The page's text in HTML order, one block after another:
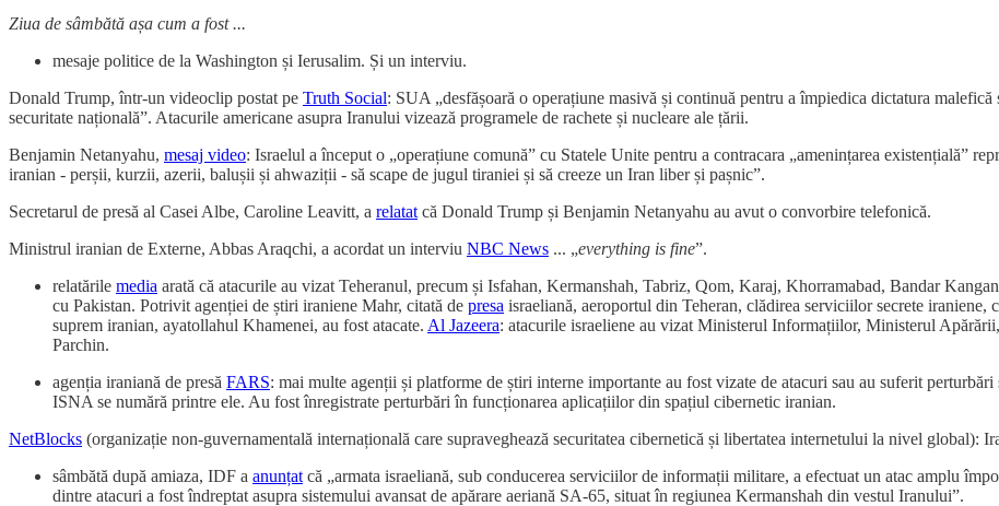
Ziua de sâmbătă așa cum a fost ...
mesaje politice de la Washington și Ierusalim. Și un interviu.
Donald Trump, într-un videoclip postat pe Truth Social: SUA „desfășoară o operațiune masivă și continuă pentru a împiedica dictatura
securitate națională”. Atacurile americane asupra Iranului vizează programele de rachete și nucleare ale țării.
Benjamin Netanyahu, mesaj video: Israelul a început o „operațiune comună” cu Statele Unite pentru a contracara „amenințarea existențială”
iranian - perșii, kurzii, azerii, balușii și ahwaziții - să scape de jugul tiraniei și să creeze un Iran liber și pașnic”.
Secretarul de presă al Casei Albe, Caroline Leavitt, a relatat că Donald Trump și Benjamin Netanyahu au avut o convorbire telefonică.
Ministrul iranian de Externe, Abbas Araqchi, a acordat un interviu NBC News ... „everything is fine”.
relatările media arată că atacurile au vizat Teheranul, precum și Isfahan, Kermanshah, Tabriz, Qom, Karaj, Khorramabad, Bandar
cu Pakistan. Potrivit agenției de știri iraniene Mahr, citată de presa israeliană, aeroportul din Teheran, clădirea serviciilor secrete
suprem iranian, ayatollahul Khamenei, au fost atacate. Al Jazeera: atacurile israeliene au vizat Ministerul Informațiilor, Ministerul
Parchin.
agenția iraniană de presă FARS: mai multe agenții și platforme de știri interne importante au fost vizate de atacuri sau au suferit
ISNA se numără printre ele. Au fost înregistrate perturbări în funcționarea aplicațiilor din spațiul cibernetic iranian.
NetBlocks (organizație non-guvernamentală internațională care supraveghează securitatea cibernetică și libertatea internetului la nivel global):
sâmbătă după amiaza, IDF a anunțat că „armata israeliană, sub conducerea serviciilor de informații militare, a efectuat un atac amplu
dintre atacuri a fost îndreptat asupra sistemului avansat de apărare aeriană SA-65, situat în regiunea Kermanshah din vestul Iranului”.